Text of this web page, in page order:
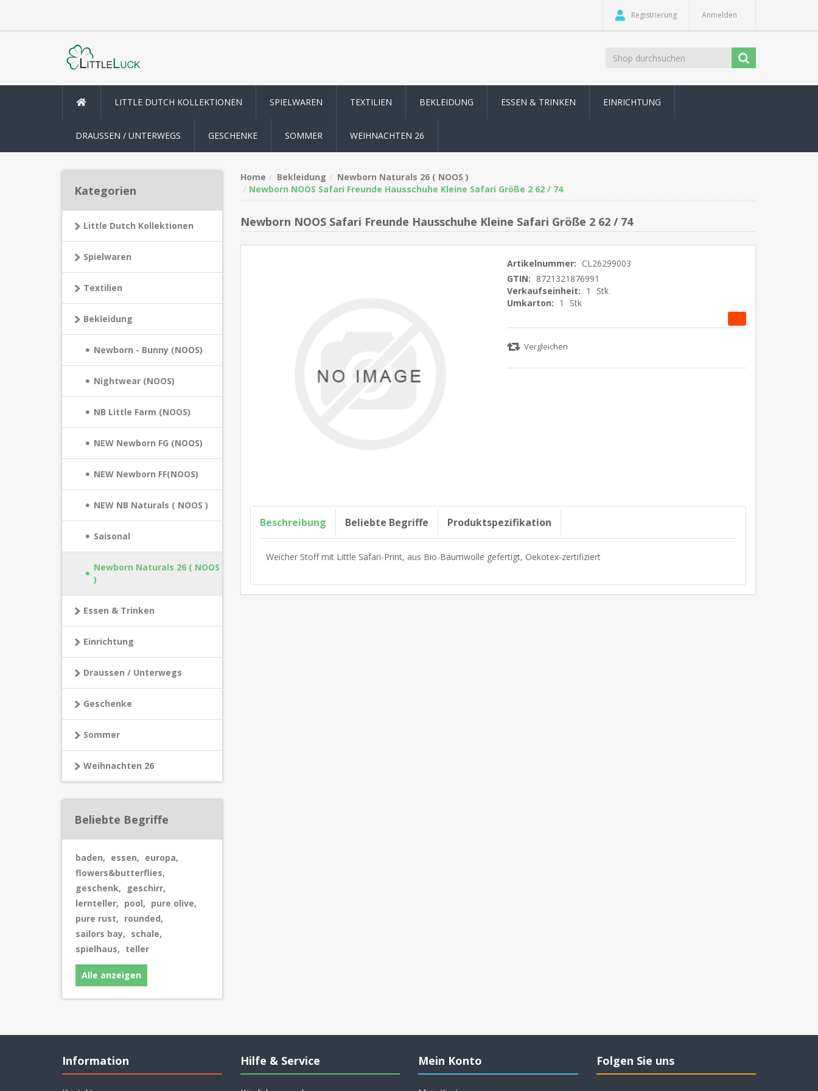
Registrierung Anmelden
LITTLE DUTCH KOLLEKTIONEN SPIELWAREN TEXTILIEN BEKLEIDUNG ESSEN & TRINKEN EINRICHTUNG
DRAUSSEN / UNTERWEGS GESCHENKE SOMMER WEIHNACHTEN 26
Kategorien
Little Dutch Kollektionen
Spielwaren
Textilien
Bekleidung
Newborn - Bunny (NOOS)
Nightwear (NOOS)
NB Little Farm (NOOS)
NEW Newborn FG (NOOS)
NEW Newborn FF(NOOS)
NEW NB Naturals ( NOOS )
Saisonal
Newborn Naturals 26 ( NOOS
)
Essen & Trinken
Einrichtung
Draussen / Unterwegs
Geschenke
Sommer
Weihnachten 26
Beliebte Begriffe
baden, essen, europa,
flowers&butterflies,
geschenk, geschirr,
lernteller, pool, pure olive,
pure rust, rounded,
sailors bay, schale,
spielhaus, teller
Alle anzeigen
Home Bekleidung
Newborn Naturals 26 ( NOOS )
Newborn NOOS Safari Freunde Hausschuhe Kleine Safari Größe 2 62 / 74
Newborn NOOS Safari Freunde Hausschuhe Kleine Safari Größe 2 62 / 74
Artikelnummer: CL26299003
GTIN: 8721321876991
Verkaufseinheit: 1
Stk
Umkarton: 1 Stk
Beschreibung Beliebte Begriffe Produktspezifikation
Weicher Stoff mit Little Safari-Print, aus Bio-Baumwolle gefertigt, Oekotex-zertifiziert
Information Hilfe & Service Mein Konto Folgen Sie uns